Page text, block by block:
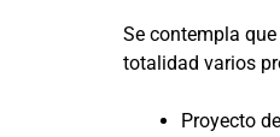
Se contempla
totalidad varios
Proyecto